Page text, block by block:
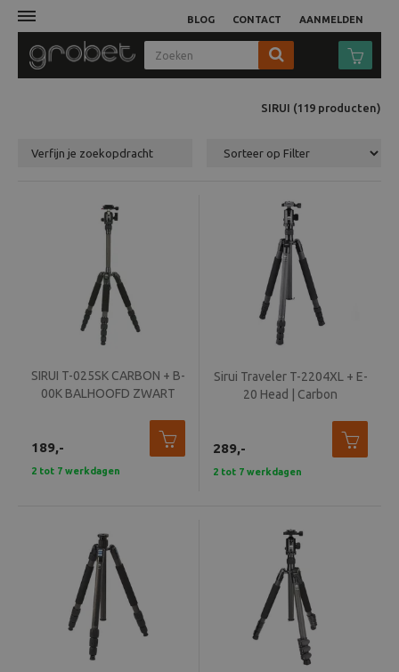
AANMELDEN
BLOG CONTACT
Fotocamera
Statieven
Studio
Beeld en bewerking
Verrekijker
SIRUI (119 producten)
Verfijn je zoekopdracht
SIRUI T-025SK CARBON + B-
00K BALHOOFD ZWART
189,-
2 tot 7 werkdagen
Sirui Traveler T-2204XL + E-
20 Head | Carbon
289,-
2 tot 7 werkdagen